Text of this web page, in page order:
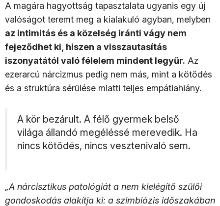
A magára hagyottság tapasztalata ugyanis egy új
valóságot teremt meg a kialakuló agyban, melyben
az intimitás és a közelség iránti vágy nem
fejeződhet ki, hiszen a visszautasítás
iszonyatától való félelem mindent legyűr. Az
ezerarcú nárcizmus pedig nem más, mint a kötődés
és a struktúra sérülése miatti teljes empátiahiány.
A kör bezárult. A félő gyermek belső
világa állandó megéléssé merevedik. Ha
nincs kötődés, nincs vesztenivaló sem.
„A nárcisztikus patológiát a nem kielégítő szülői
gondoskodás alakítja ki: a szimbiózis időszakában